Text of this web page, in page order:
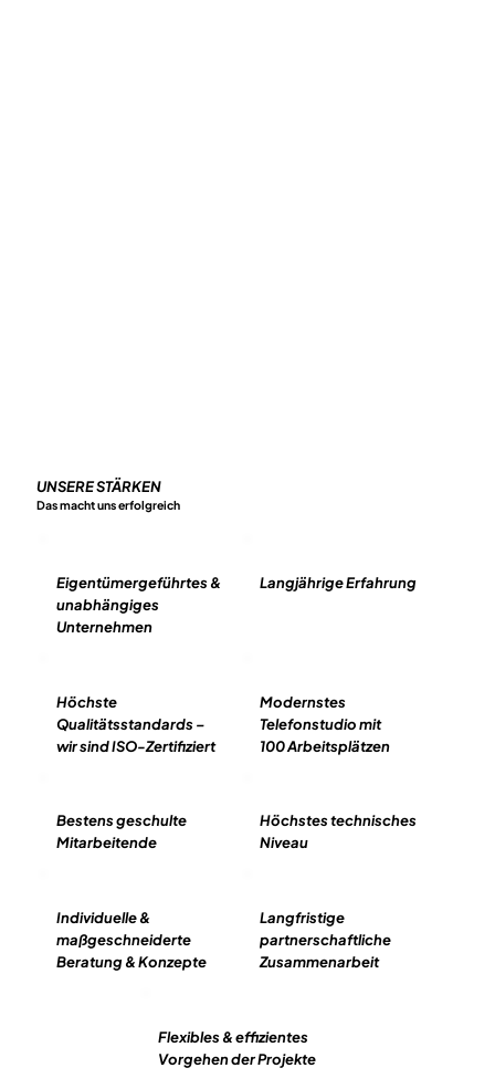
UNSERE STÄRKEN
Das macht uns erfolgreich
Eigentümergeführtes &
unabhängiges
Unternehmen
Langjährige Erfahrung
Höchste
Qualitätsstandards –
wir sind ISO-Zertifiziert
Modernstes
Telefonstudio mit
100 Arbeitsplätzen
Bestens geschulte
Mitarbeitende
Höchstes technisches
Niveau
Individuelle &
maßgeschneiderte
Beratung & Konzepte
Langfristige
partnerschaftliche
Zusammenarbeit
Flexibles & effizientes
Vorgehen der Projekte